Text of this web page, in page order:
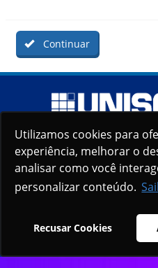
Utilizamos cookies para
experiência, melhorar o
analisar como você
personalizar conteúdo.
Recusar Cookies
Utilizamos cookies para
experiência, melhorar o
analisar como você
personalizar conteúdo.
Recusar Cookies
Continuar